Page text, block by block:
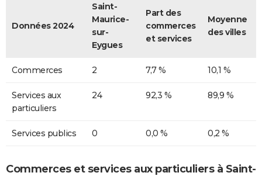
Données 2024
Saint-
Maurice-
sur-
Eygues
Part des
commerces
et services
Moyenne
des villes
Commerces 2 7,7 % 10,1 %
Services aux
particuliers
24 92,3 % 89,9 %
Services publics 0 0,0 % 0,2 %
Commerces et services aux particuliers à Saint-